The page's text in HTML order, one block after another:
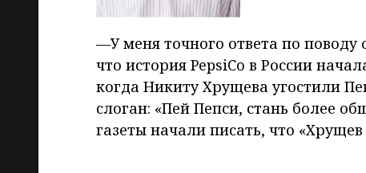
—У меня точного ответа по
что история PepsiCo в России
когда Никиту Хрущева угостили
слоган: «Пей Пепси, стань более
газеты начали писать, что